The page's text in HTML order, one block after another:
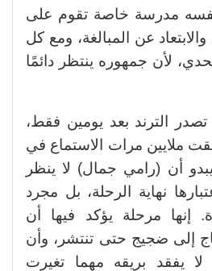
مدرسة خاصة تقوم على
عن المبالغة، ومع كل
لأن جمهوره ينتظر دائمًا
الترند بعد يومين فقط،
ملايين مرات الاستماع في
أن (رامي جمال) لا ينظر
نهاية الرحلة، بل مجرد
. إنها مرحلة يؤكد فيها أن
إلى ضجيج حتى تنتشر، وأن
يفقد بريقه مهما تغيرت